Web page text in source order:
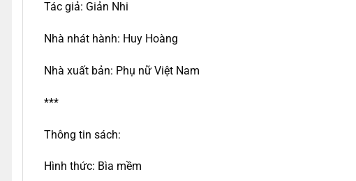
Tác giả: Giản Nhi
Nhà nhát hành: Huy Hoàng
Nhà xuất bản: Phụ nữ Việt Nam
***
Thông tin sách:
Hình thức: Bìa mềm